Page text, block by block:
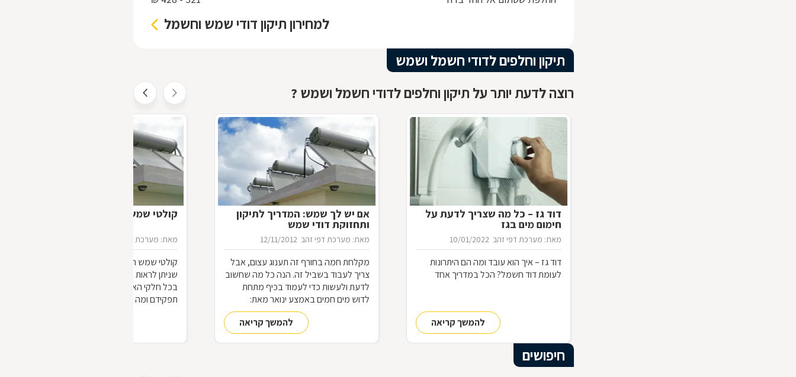
למחירון תיקון דודי שמש וחשמל
תיקון וחלפים לדודי חשמל ושמש
רוצה לדעת יותר על תיקון וחלפים לדודי חשמל ושמש ?
דוד גז – כל מה שצריך לדעת על
חימום מים בגז
מאת: מערכת דפי זהב 10/01/2022
דוד גז – איך הוא עובד ומה הם היתרונות
לעומת דוד חשמל? הכל במדריך אחד
להמשך קריאה
אם יש לך שמש: המדריך לתיקון
ותחזוקת דודי שמש
מאת: מערכת דפי זהב 12/11/2012
מקלחת חמה בחורף זה תענוג עצום, אבל
צריך לעבוד בשביל זה. הנה כל מה שחשוב
לדעת ולעשות כדי לעמוד בכיף מתחת
לדוש מים חמים באמצע ינואר מאת:
להמשך קריאה
קולטי שמש
מאת: מערכת דפי זהב
קולטי שמש הינם אותם מלבנים שחורים
שניתן לראות פזורים על גבי גגות מבנים
בכל חלקי הארץ. כיצד הם פועלים? מה
תפקידם ומה חשיבותם? על כל אלה ועוד -
חיפושים